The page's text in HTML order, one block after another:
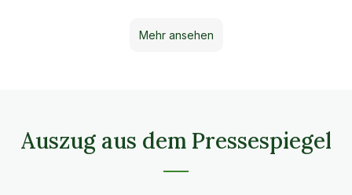
Mehr ansehen
Auszug aus dem Pressespiegel